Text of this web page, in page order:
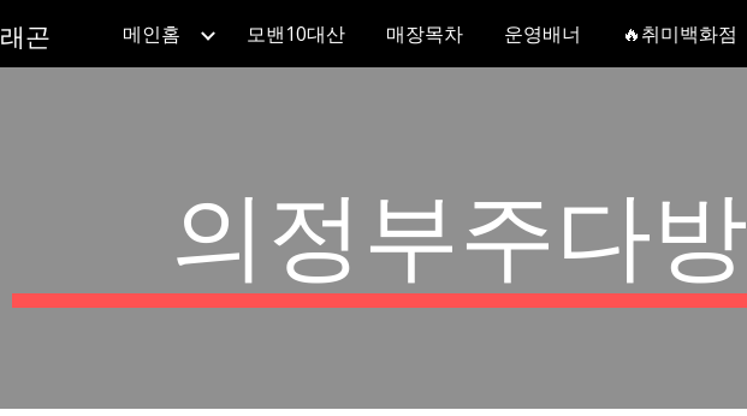
Skip to main content Skip to navigation
곤 메인홈 모밴10대산 매장목차 운영배너 🔥취미백화점
의정부주다방